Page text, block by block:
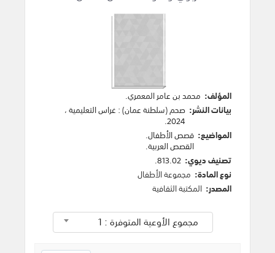
المؤلف: محمد بن عامر المعمري.
بيانات النشر: صحم (سلطنة عمان): غراس التعليمية،
2024
.
المواضيع: قصص الأطفال.
القصص العربية.
تصنيف ديوي: 813.02.
نوع المادة: مجموعة الأطفال
المصدر: المكتبة الثقافية
مجموع الأوعية المتوفرة : 1